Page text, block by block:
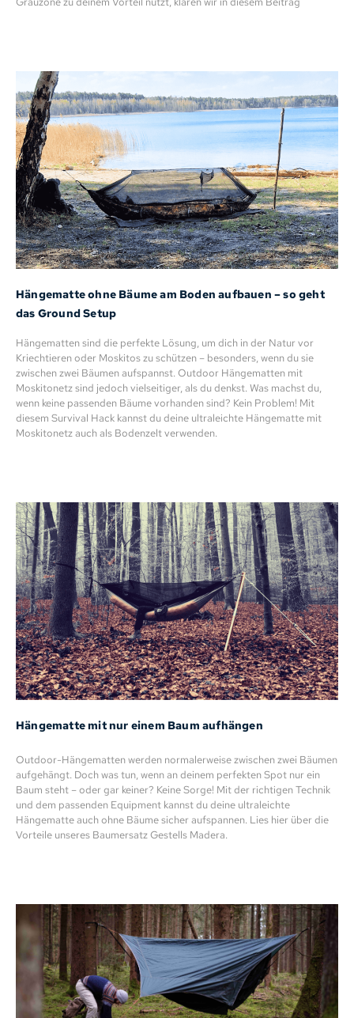
Hängematte ohne Bäume am Boden aufbauen – so geht
das Ground Setup
Hängematten sind die perfekte Lösung, um dich in der Natur vor
Kriechtieren oder Moskitos zu schützen – besonders, wenn du sie
zwischen zwei Bäumen aufspannst. Outdoor Hängematten mit
Moskitonetz sind jedoch vielseitiger, als du denkst. Was machst du,
wenn keine passenden Bäume vorhanden sind? Kein Problem! Mit
diesem Survival Hack kannst du deine ultraleichte Hängematte mit
Moskitonetz auch als Bodenzelt verwenden.
Hängematte mit nur einem Baum aufhängen
Outdoor-Hängematten werden normalerweise zwischen zwei Bäumen
aufgehängt. Doch was tun, wenn an deinem perfekten Spot nur ein
Baum steht – oder gar keiner? Keine Sorge! Mit der richtigen Technik
und dem passenden Equipment kannst du deine ultraleichte
Hängematte auch ohne Bäume sicher aufspannen. Lies hier über die
Vorteile unseres Baumersatz Gestells Madera.